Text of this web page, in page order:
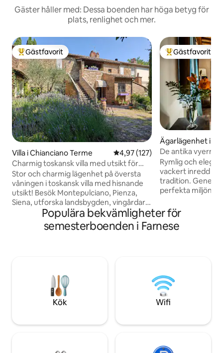
Gäster håller med: Dessa boenden har höga betyg för
plats, renlighet och mer.
Populär gästfavorit
Gästfavorit
Villa i Chianciano Terme 4,97 av 5 i genomsnittligt
4,97 (127)
Charmig toskansk villa med utsikt för
familj och vänner
Stor och charmig lägenhet på översta
våningen i toskansk villa med hisnande
utsikt! Besök Montepulciano, Pienza,
Siena, utforska landsbygden, vingårdar
och varma källor, vandra eller cykla,
promenera eller köra! Två rymliga sviter
med högkvalitativa sängar och eget
och privata middagar. NY bubbelpool
mot grön kulle! UpplevTuscany som
lokalinvånare, med din lokala värd!
Populär
Gästfavorit
Ägarlägenhet i
De antika vyerna i
Rymlig och
vackert inredd
tradition.
perfekta miljön
med vänner.
vänner eller en
Sovrummen är
vistelse, även på
Populära bekvämligheter för
semesterboenden i Farnese
Kök Wifi